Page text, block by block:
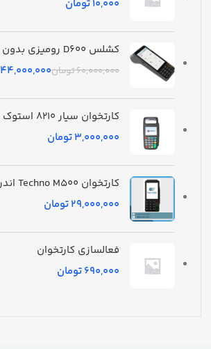
تومان
کشلس D600 رومیزی بدون محدودیت
60,000,000تومان44,000,000
کارتخوان سیار 8210 استوک
تومان
کارتخوان Techno M500 اندرویدی
تومان
فعالسازی کارتخوان
تومان